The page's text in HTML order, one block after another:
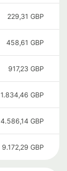
229,31 GBP
458,61 GBP
917,23 GBP
1.834,46 GBP
4.586,14 GBP
9.172,29 GBP